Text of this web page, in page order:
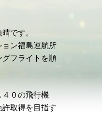
です。
ョン福島運航所
グフライトを順
４０の飛行機
取得を目指す